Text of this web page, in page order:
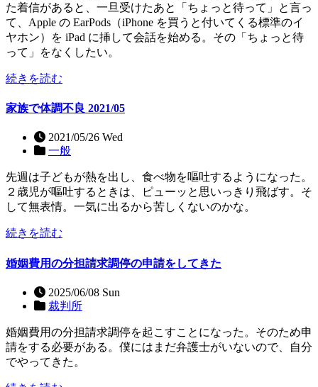
た着信があると、一旦受けたあと「ちょっと待って」と言っ
て、Apple の EarPods（iPhone を買うと付いてくる標準のイ
ヤホン）を iPad に挿して会話を始める。その「ちょっと待
って」をなくしたい。
続きを読む
家族で体調不良 2021/05
2021/05/26 Wed
一般
先週は子どもが熱を出し、食べ物を嘔吐するようになった。
２歳児が嘔吐するときは、ピューッと思いっきり飛ばす。そ
して無表情。一気に出るから苦しくないのかな。
続きを読む
婚姻費用の分担請求調停の申請をしてきた
2025/06/08 Sun
裁判所
婚姻費用の分担請求調停を起こすことになった。そのため申
請をする必要がある。僕にはまだ弁護士がいないので、自分
でやってきた。